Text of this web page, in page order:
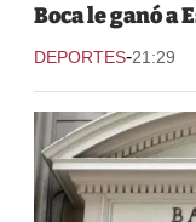
Boca le ganó a
DEPORTES-21:29